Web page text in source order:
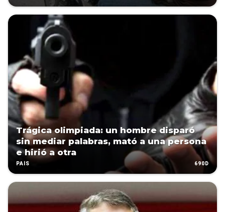
Trágica olimpiada: un hombre disparó
sin mediar palabras, mató a una persona
e hirió a otra
PAÍS 690D